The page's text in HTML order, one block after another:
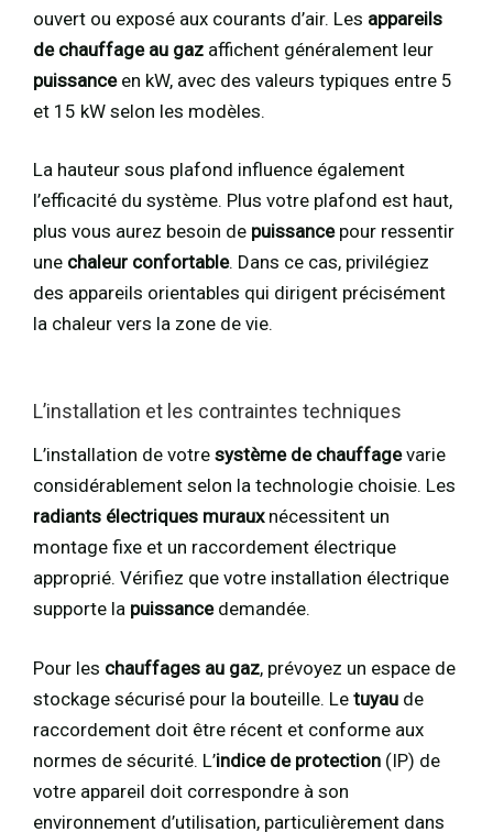
ouvert ou exposé aux courants d’air. Les appareils
de chauffage au gaz affichent généralement leur
puissanceen kW, avec des valeurs typiques entre 5
et 15 kW selon les modèles.
La hauteur sous plafond influence également
l’efficacité du système. Plus votre plafond est haut,
plus vous aurez besoin de puissancepour ressentir
une chaleur confortable. Dans ce cas, privilégiez
des appareils orientables qui dirigent précisément
la chaleur vers la zone de vie.
L’installation et les contraintes techniques
L’installation de votre système de chauffagevarie
considérablement selon la technologie choisie. Les
radiants électriques murauxnécessitent un
montage fixe et un raccordement électrique
approprié. Vérifiez que votre installation électrique
supporte la puissancedemandée.
Pour les chauffages au gaz, prévoyez un espace de
stockage sécurisé pour la bouteille. Le tuyau de
raccordement doit être récent et conforme aux
normes de sécurité. L’indice de protection (IP) de
votre appareil doit correspondre à son
environnement d’utilisation, particulièrement dans